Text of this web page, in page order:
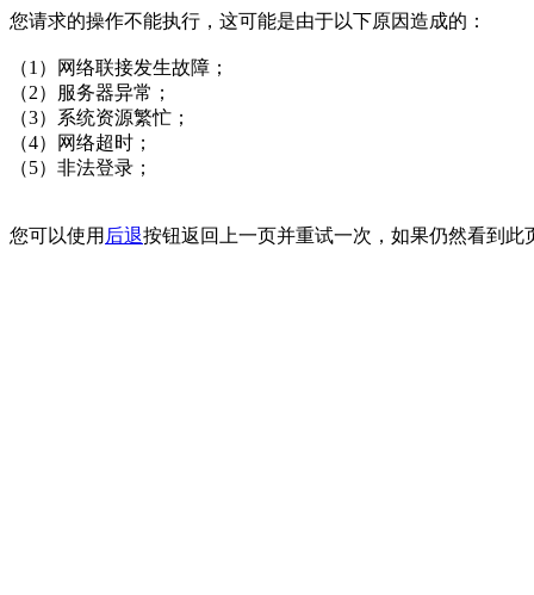
您请求的操作不能执行，这可能是由于以下原因造成的：
（1）网络联接发生故障；
（2）服务器异常；
（3）系统资源繁忙；
（4）网络超时；
（5）非法登录；
您可以使用 后退按钮返回上一页并重试一次，如果仍然看到此